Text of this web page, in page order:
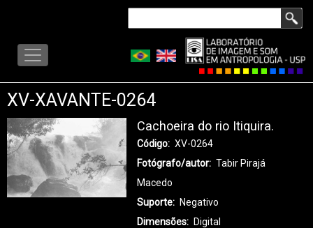
conteúdo
LISA
MENU
XV-XAVANTE-0264
Cachoeira do rio Itiquira.
Código
XV-0264
Fotógrafo/autor
Tabir Pirajá
Macedo
Suporte
Negativo
Dimensões
Digital